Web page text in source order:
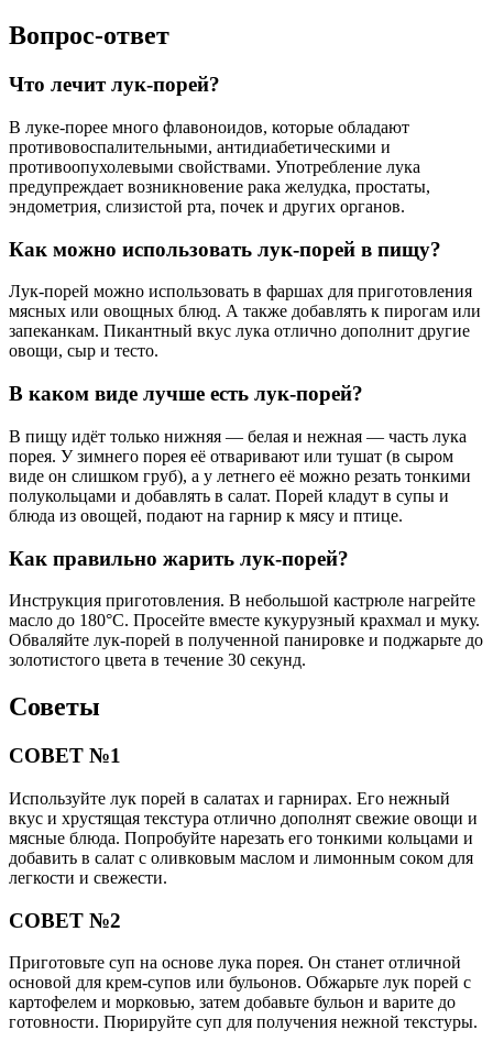
Вопрос-ответ
Что лечит лук-порей?
В луке-порее много флавоноидов, которые обладают
противовоспалительными, антидиабетическими и
противоопухолевыми свойствами. Употребление лука
предупреждает возникновение рака желудка, простаты,
эндометрия, слизистой рта, почек и других органов.
Как можно использовать лук-порей в пищу?
Лук-порей можно использовать в фаршах для приготовления
мясных или овощных блюд. А также добавлять к пирогам или
запеканкам. Пикантный вкус лука отлично дополнит другие
овощи, сыр и тесто.
В каком виде лучше есть лук-порей?
В пищу идёт только нижняя — белая и нежная — часть лука
порея. У зимнего порея её отваривают или тушат (в сыром
виде он слишком груб), а у летнего её можно резать тонкими
полукольцами и добавлять в салат. Порей кладут в супы и
блюда из овощей, подают на гарнир к мясу и птице.
Как правильно жарить лук-порей?
Инструкция приготовления. В небольшой кастрюле нагрейте
масло до 180°С. Просейте вместе кукурузный крахмал и муку.
Обваляйте лук-порей в полученной панировке и поджарьте до
золотистого цвета в течение 30 секунд.
Советы
СОВЕТ №1
Используйте лук порей в салатах и гарнирах. Его нежный
вкус и хрустящая текстура отлично дополнят свежие овощи и
мясные блюда. Попробуйте нарезать его тонкими кольцами и
добавить в салат с оливковым маслом и лимонным соком для
легкости и свежести.
СОВЕТ №2
Приготовьте суп на основе лука порея. Он станет отличной
основой для крем-супов или бульонов. Обжарьте лук порей с
картофелем и морковью, затем добавьте бульон и варите до
готовности. Пюрируйте суп для получения нежной текстуры.